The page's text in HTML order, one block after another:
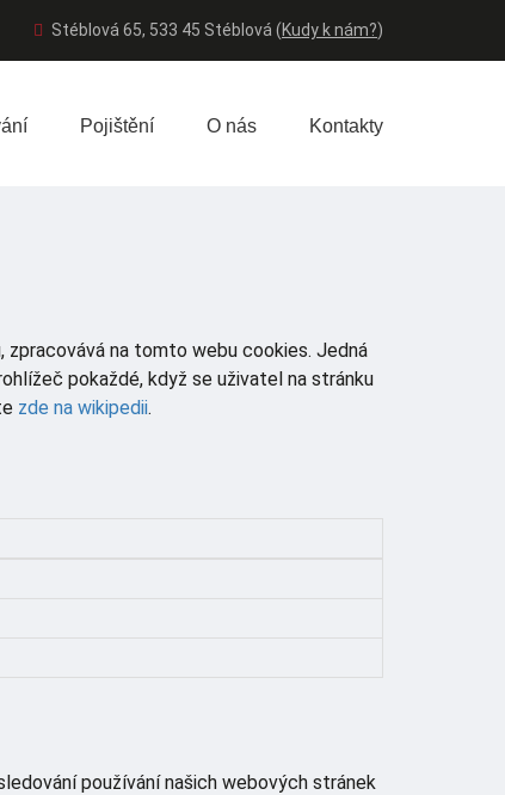
Stéblová 65, 533 45 Stéblová (Kudy k nám?)
Pojištění O nás Kontakty
zpracovává na tomto webu cookies. Jedná
pokaždé, když se uživatel na stránku
zde na wikipedii.
používání našich webových stránek